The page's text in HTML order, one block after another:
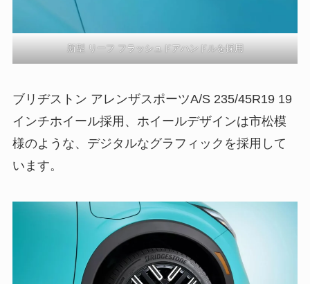
新型 リーフ フラッシュドアハンドルを採用
ブリヂストン アレンザスポーツA/S 235/45R19 19
インチホイール採用、ホイールデザインは市松模
様のような、デジタルなグラフィックを採用して
います。